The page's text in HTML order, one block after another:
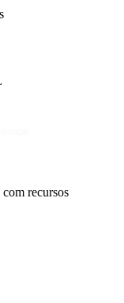
recursos